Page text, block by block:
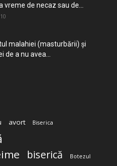
vreme de necaz sau de...
malahiei (masturbării) şi
de a nu avea...
avort Biserica
biserică Botezul